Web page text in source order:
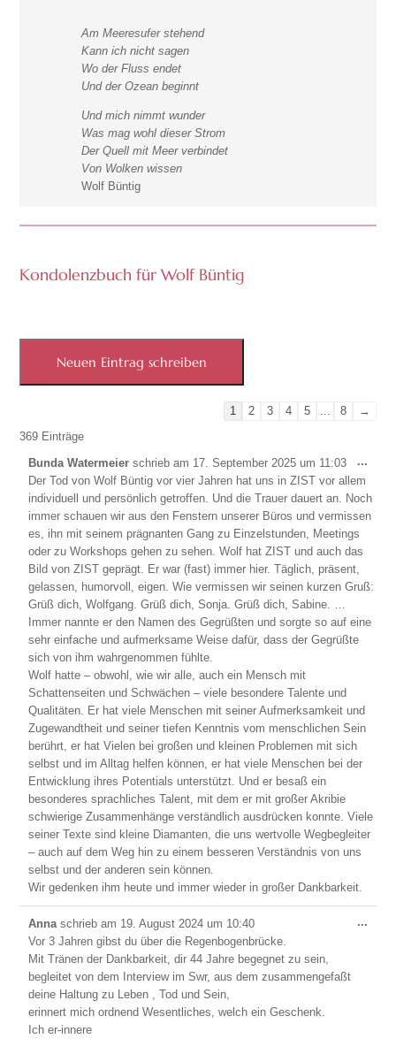
Am Meeresufer stehend
Kann ich nicht sagen
Wo der Fluss endet
Und der Ozean beginnt
Und mich nimmt wunder
Was mag wohl dieser Strom
Der Quell mit Meer verbindet
Von Wolken wissen
Wolf Büntig
Kondolenzbuch für Wolf Büntig
Navigation
1 2 3 4 5 8
→
369 Einträge
Bunda Watermeierschrieb am 17. September 2025 um 11:03
Der Tod von Wolf Büntig vor vier Jahren hat uns in ZIST vor allem
individuell und persönlich getroffen. Und die Trauer dauert an. Noch
immer schauen wir aus den Fenstern unserer Büros und vermissen
es, ihn mit seinem prägnanten Gang zu Einzelstunden, Meetings
oder zu Workshops gehen zu sehen. Wolf hat ZIST und auch das
Bild von ZIST geprägt. Er war (fast) immer hier. Täglich, präsent,
gelassen, humorvoll, eigen. Wie vermissen wir seinen kurzen Gruß:
Grüß dich, Wolfgang. Grüß dich, Sonja. Grüß dich, Sabine. …
Immer nannte er den Namen des Gegrüßten und sorgte so auf eine
sehr einfache und aufmerksame Weise dafür, dass der Gegrüßte
sich von ihm wahrgenommen fühlte.
Wolf hatte – obwohl, wie wir alle, auch ein Mensch mit
Schattenseiten und Schwächen – viele besondere Talente und
Qualitäten. Er hat viele Menschen mit seiner Aufmerksamkeit und
Zugewandtheit und seiner tiefen Kenntnis vom menschlichen Sein
berührt, er hat Vielen bei großen und kleinen Problemen mit sich
selbst und im Alltag helfen können, er hat viele Menschen bei der
Entwicklung ihres Potentials unterstützt. Und er besaß ein
besonderes sprachliches Talent, mit dem er mit großer Akribie
schwierige Zusammenhänge verständlich ausdrücken konnte. Viele
seiner Texte sind kleine Diamanten, die uns wertvolle Wegbegleiter
– auch auf dem Weg hin zu einem besseren Verständnis von uns
selbst und der anderen sein können.
Wir gedenken ihm heute und immer wieder in großer Dankbarkeit.
...
Annaschrieb am 19. August 2024 um 10:40
Vor 3 Jahren gibst du über die Regenbogenbrücke.
Mit Tränen der Dankbarkeit, dir 44 Jahre begegnet zu sein,
begleitet von dem Interview im Swr, aus dem zusammengefaßt
deine Haltung zu Leben , Tod und Sein,
erinnert mich ordnend Wesentliches, welch ein Geschenk.
Ich er-innere
...